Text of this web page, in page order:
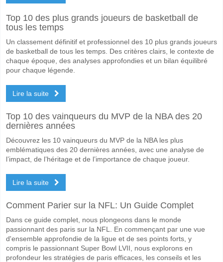
Quel sera le résultat correct attendu entre Elva v
Sur le côté risqué, vous pouvez essayer le Résultat Correct de 3-1
Top 10 des plus grands joueurs de basketball de
tous les temps
Un classement définitif et professionnel des 10 plus grands joueurs
de basketball de tous les temps. Des critères clairs, le contexte de
chaque époque, des analyses approfondies et un bilan équilibré
pour chaque légende.
Lire la suite
Top 10 des vainqueurs du MVP de la NBA des 20
dernières années
Découvrez les 10 vainqueurs du MVP de la NBA les plus
emblématiques des 20 dernières années, avec une analyse de
l’impact, de l’héritage et de l’importance de chaque joueur.
Lire la suite
Comment Parier sur la NFL: Un Guide Complet
Dans ce guide complet, nous plongeons dans le monde
passionnant des paris sur la NFL. En commençant par une vue
d'ensemble approfondie de la ligue et de ses points forts, y
compris le passionnant Super Bowl LVII, nous explorons en
profondeur les stratégies de paris efficaces, les conseils et les